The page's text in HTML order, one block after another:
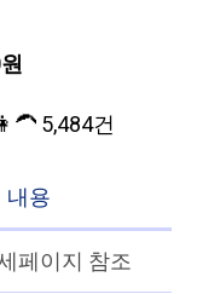
5,484건
내용
페이지 참조